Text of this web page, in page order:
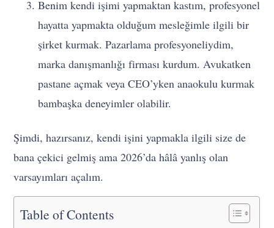
Benim kendi işimi yapmaktan kastım, profesyonel
hayatta yapmakta olduğum mesleğimle ilgili bir
şirket kurmak. Pazarlama profesyoneliydim,
marka danışmanlığı firması kurdum. Avukatken
pastane açmak veya CEO’yken anaokulu kurmak
bambaşka deneyimler olabilir.
Şimdi, hazırsanız, kendi işini yapmakla ilgili size de
bana çekici gelmiş ama 2026’da hâlâ yanlış olan
varsayımları açalım.
Table of Contents